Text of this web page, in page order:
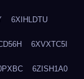
6XIHLDTU
6XVXTC5I
6ZISH1A0